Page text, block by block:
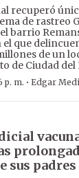
recuperó
de rastreo
barrio
que
de un
de Ciudad del
p. m. · Edgar
sus padres